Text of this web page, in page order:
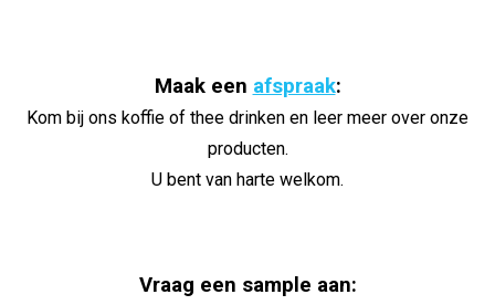
Maak een afspraak:
Kom bij ons koffie of thee drinken en leer meer over onze
producten.
U bent van harte welkom.
Vraag een sample aan: